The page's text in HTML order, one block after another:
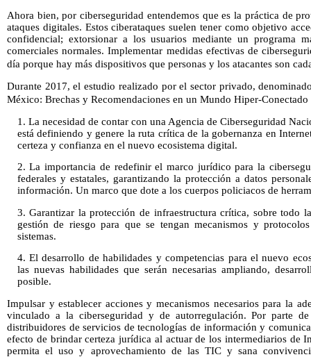
Ahora bien, por ciberseguridad entendemos que es la práctica de
ataques digitales. Estos ciberataques suelen tener como objetivo
confidencial; extorsionar a los usuarios mediante un programa
comerciales normales. Implementar medidas efectivas de
día porque hay más dispositivos que personas y los atacantes son
Durante 2017, el estudio realizado por el sector privado,
México: Brechas y Recomendaciones en un Mundo Hiper-
1. La necesidad de contar con una Agencia de Ciberseguridad
está definiendo y genere la ruta crítica de la gobernanza en
certeza y confianza en el nuevo ecosistema digital.
2. La importancia de redefinir el marco jurídico para la
federales y estatales, garantizando la protección a datos
información. Un marco que dote a los cuerpos policiacos de
3. Garantizar la protección de infraestructura crítica, sobre todo
gestión de riesgo para que se tengan mecanismos y
sistemas.
4. El desarrollo de habilidades y competencias para el nuevo
las nuevas habilidades que serán necesarias ampliando,
posible.
Impulsar y establecer acciones y mecanismos necesarios para la
vinculado a la ciberseguridad y de autorregulación. Por parte
distribuidores de servicios de tecnologías de información y
efecto de brindar certeza jurídica al actuar de los intermediarios de
permita el uso y aprovechamiento de las TIC y sana